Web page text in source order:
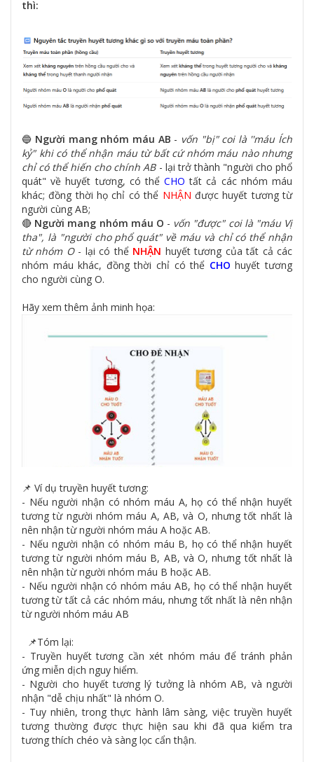
thì:
🔵 Người mang nhóm máu AB - vốn "bị" coi là ''máu Ích
kỷ" khi có thể nhận máu từ bất cứ nhóm máu nào nhưng
chỉ có thể hiến cho chính AB- lại trở thành "người cho phổ
quát" về huyết tương, có thểCHO tất cả các nhóm máu
khác; đồng thời họ chỉ có thể NHẬN được huyết tương từ
người cùng AB;
🔴 Người mang nhóm máu O - vốn "được" coi là "máu Vị
tha", là "người cho phổ quát" về máu và chỉ có thể nhận
từ nhóm O- lại có thể NHẬN huyết tương của tất cả các
nhóm máu khác, đồng thời chỉ có thể CHO huyết tương
cho người cùng O.
Hãy xem thêm ảnh minh họa:
📌 Ví dụ truyền huyết tương:
- Nếu người nhận có nhóm máu A, họ có thể nhận huyết
tương từ người nhóm máu A, AB, và O, nhưng tốt nhất là
nên nhận từ người nhóm máu A hoặc AB.
- Nếu người nhận có nhóm máu B, họ có thể nhận huyết
tương từ người nhóm máu B, AB, và O, nhưng tốt nhất là
nên nhận từ người nhóm máu B hoặc AB.
- Nếu người nhận có nhóm máu AB, họ có thể nhận huyết
tương từ tất cả các nhóm máu, nhưng tốt nhất là nên nhận
từ người nhóm máu AB
📌Tóm lại:
- Truyền huyết tương cần xét nhóm máu để tránh phản
ứng miễn dịch nguy hiểm.
- Người cho huyết tương lý tưởng là nhóm AB, và người
nhận "dễ chịu nhất" là nhóm O.
- Tuy nhiên, trong thực hành lâm sàng, việc truyền huyết
tương thường được thực hiện sau khi đã qua kiểm tra
tương thích chéo và sàng lọc cẩn thận.